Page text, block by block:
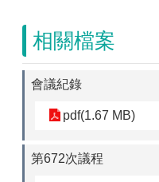
相關檔案
會議紀錄
pdf(1.67 MB)
第672次議程